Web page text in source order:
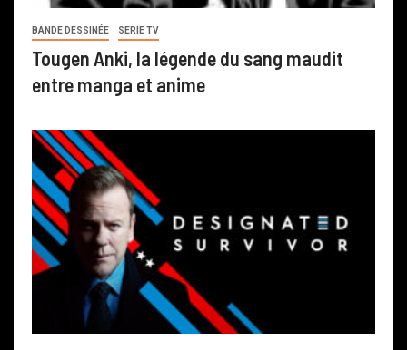
BANDE DESSINÉE SERIE TV
Tougen Anki, la légende du sang maudit
entre manga et anime